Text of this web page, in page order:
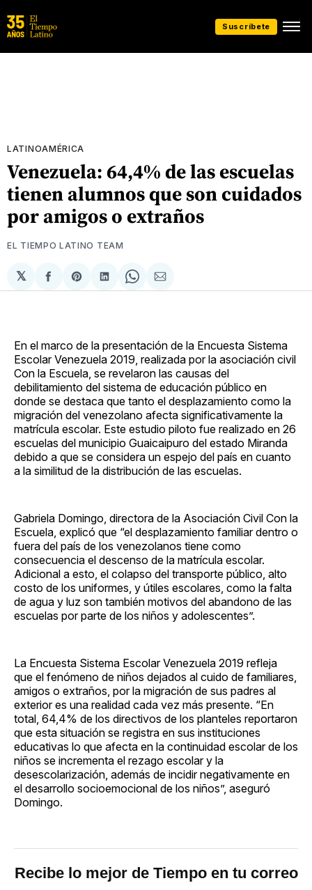
Suscríbete
LATINOAMÉRICA
Venezuela: 64,4% de las escuelas
tienen alumnos que son cuidados
por amigos o extraños
EL TIEMPO LATINO TEAM
𝕏
Compartir
en
Share
on
Compartir
en
Share
on
Compartir
via
En el marco de la presentación de la Encuesta Sistema
Escolar Venezuela 2019, realizada por la asociación civil
Con la Escuela, se revelaron las causas del
debilitamiento del sistema de educación público en
donde se destaca que tanto el desplazamiento como la
migración del venezolano afecta significativamente la
matrícula escolar. Este estudio piloto fue realizado en 26
escuelas del municipio Guaicaipuro del estado Miranda
debido a que se considera un espejo del país en cuanto
a la similitud de la distribución de las escuelas.
Gabriela Domingo, directora de la Asociación Civil Con la
Escuela, explicó que “el desplazamiento familiar dentro o
fuera del país de los venezolanos tiene como
consecuencia el descenso de la matrícula escolar.
Adicional a esto, el colapso del transporte público, alto
costo de los uniformes, y útiles escolares, como la falta
de agua y luz son también motivos del abandono de las
escuelas por parte de los niños y adolescentes”.
La Encuesta Sistema Escolar Venezuela 2019 refleja
que el fenómeno de niños dejados al cuido de familiares,
amigos o extraños, por la migración de sus padres al
exterior es una realidad cada vez más presente. “En
total, 64,4% de los directivos de los planteles reportaron
que esta situación se registra en sus instituciones
educativas lo que afecta en la continuidad escolar de los
niños se incrementa el rezago escolar y la
desescolarización, además de incidir negativamente en
el desarrollo socioemocional de los niños”, aseguró
Domingo.
Recibe lo mejor de Tiempo en tu correo